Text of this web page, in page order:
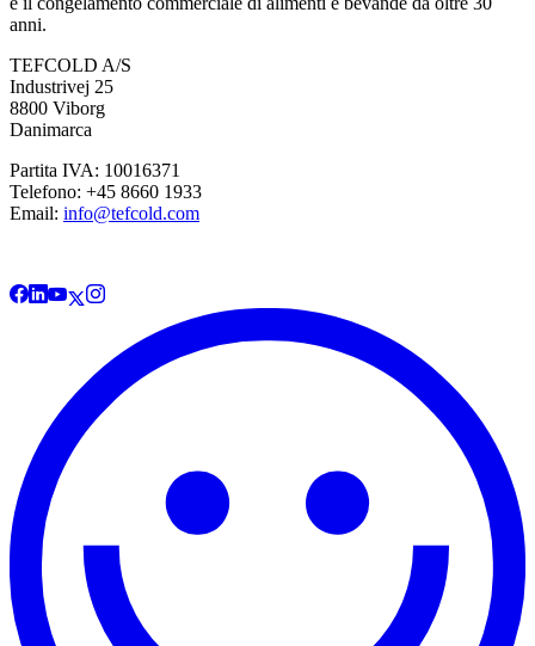
anni.
TEFCOLD A/S
Industrivej 25
8800 Viborg
Danimarca
Partita IVA: 10016371
Telefono: +45 8660 1933
Email: info@tefcold.com